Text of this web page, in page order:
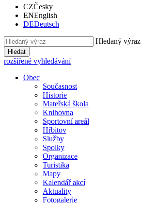
CZČesky
ENEnglish
DEDeutsch
Hledaný výraz
Hledat
rozšířené vyhledávání
Obec
Současnost
Historie
Mateřská škola
Knihovna
Sportovní areál
Hřbitov
Služby
Spolky
Organizace
Turistika
Mapy
Kalendář akcí
Aktuality
Fotogalerie